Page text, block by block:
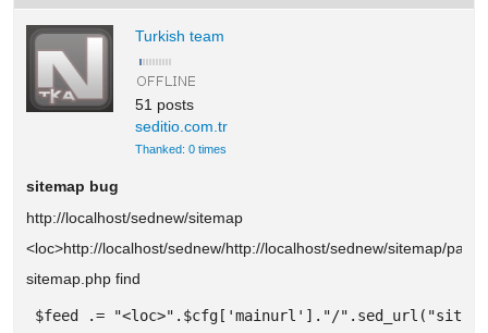
Turkish team
51 posts
seditio.com.tr
Thanked: 0 times
sitemap bug
http://localhost/sednew/sitemap
<loc>http://localhost/sednew/http://localhost/sednew/sitemap/
sitemap.php find
$feed .= "<loc>".$cfg['mainurl']."/